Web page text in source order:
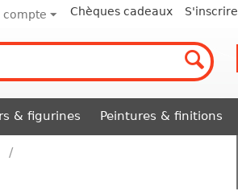
Chèques cadeaux S'inscrire
compte
& figurines Peintures & finitions
/